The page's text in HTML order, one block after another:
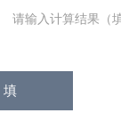
请输入计算结果（